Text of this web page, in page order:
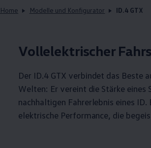
Home Modelle und Konfigurator ID.4 GTX
Vollelektrischer
Der ID.4 GTX verbindet das Beste
Welten: Er vereint die Stärke eines
nachhaltigen Fahrerlebnis eines ID.
elektrische Performance, die